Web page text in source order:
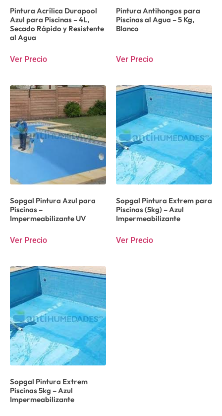
Pintura Acrílica Durapool
Azul para Piscinas – 4L,
Secado Rápido y Resistente
al Agua
Ver Precio
Pintura Antihongos para
Piscinas al Agua – 5 Kg,
Blanco
Ver Precio
Sopgal Pintura Azul para
Piscinas –
Impermeabilizante UV
Ver Precio
Sopgal Pintura Extrem para
Piscinas (5kg) – Azul
Impermeabilizante
Ver Precio
Sopgal Pintura Extrem
Piscinas 5kg – Azul
Impermeabilizante